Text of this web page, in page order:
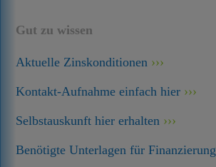
Gut zu wissen
Aktuelle Zinskonditionen
Kontakt-Aufnahme einfach hier
Selbstauskunft hier erhalten
Benötigte Unterlagen für Finanzierung